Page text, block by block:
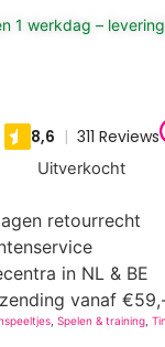
1 werkdag –
Uitverkocht
retourrecht
in NL & BE
vanaf
,Spelen & training ,